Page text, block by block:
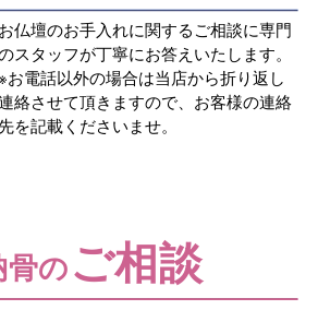
お仏壇のお手入れに関するご相談に専門
スタッフが丁寧にお答えいたします。
お電話以外の場合は当店から折り返し
絡させて頂きますので、お客様の連絡
先を記載くださいませ。
骨の ご相談